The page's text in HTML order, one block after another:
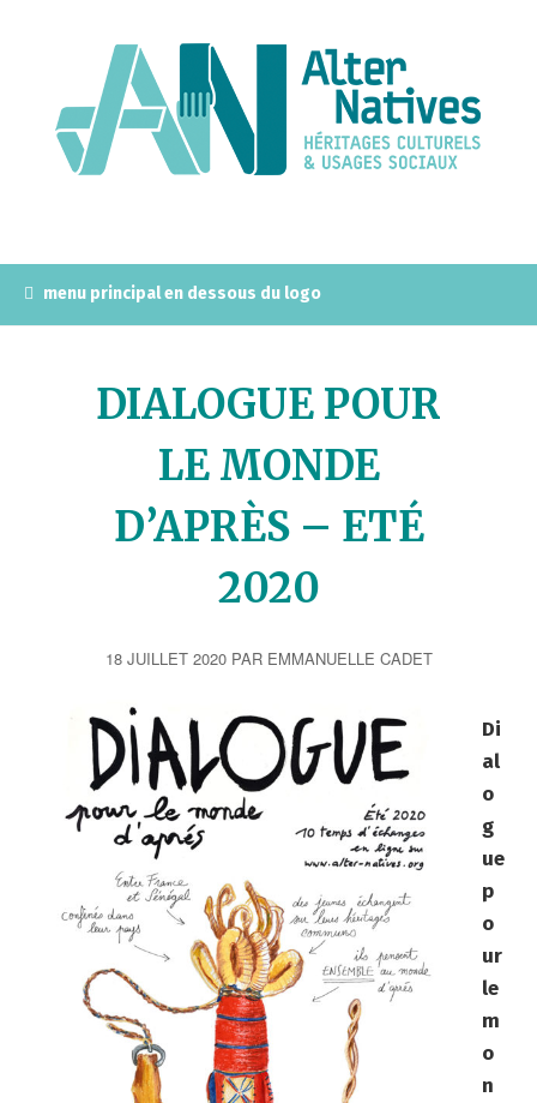
menu principal en dessous du logo
DIALOGUE POUR
LE MONDE
D’APRÈS – ETÉ
2020
18 JUILLET 2020PAR EMMANUELLE CADET
Di
al
o
g
ue
p
o
ur
le
m
o
n